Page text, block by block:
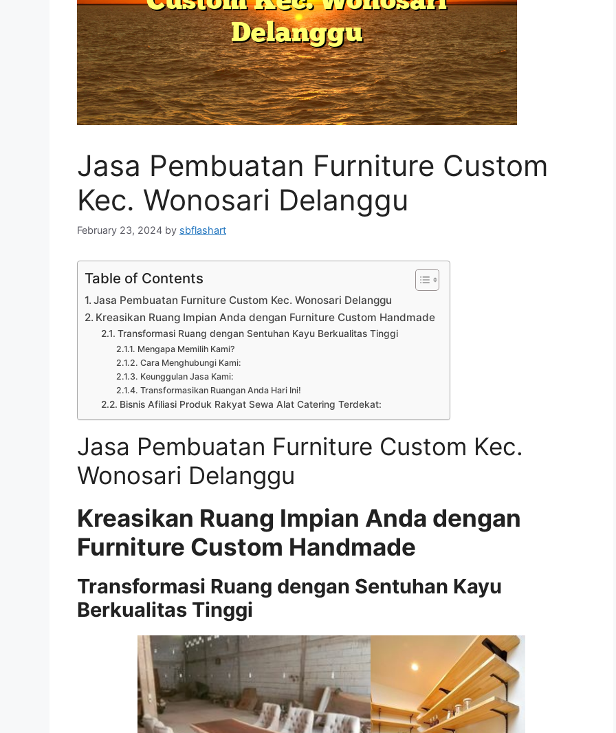
Jasa Pembuatan Furniture Custom
Kec. Wonosari Delanggu
February 23, 2024 by sbflashart
Table of Contents
Jasa Pembuatan Furniture Custom Kec. Wonosari Delanggu
Kreasikan Ruang Impian Anda dengan Furniture Custom Handmade
Transformasi Ruang dengan Sentuhan Kayu Berkualitas Tinggi
Mengapa Memilih Kami?
Cara Menghubungi Kami:
Keunggulan Jasa Kami:
Transformasikan Ruangan Anda Hari Ini!
Bisnis Afiliasi Produk Rakyat Sewa Alat Catering Terdekat:
Jasa Pembuatan Furniture Custom Kec.
Wonosari Delanggu
Kreasikan Ruang Impian Anda dengan
Furniture Custom Handmade
Transformasi Ruang dengan Sentuhan Kayu
Berkualitas Tinggi